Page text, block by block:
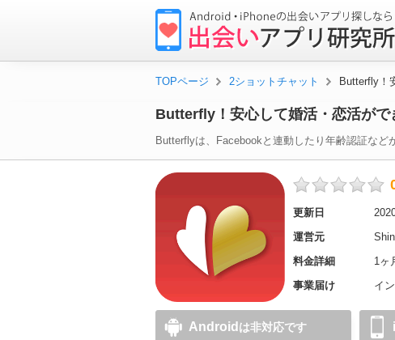
出
会
プ
リ
究
TOPページ 2ショットチャット Butterfly！
Butterfly！安心して婚活・恋活がで
Butterflyは、Facebookと連動したり年齢認証など
更新日
運営元
料金詳細
1ヶ
事業届け
イ
Android は非対応です